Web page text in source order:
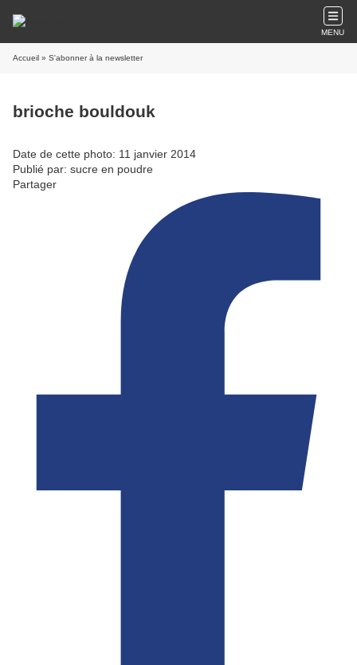
MENU
Accueil » S'abonner à la newsletter
brioche bouldouk
Date de cette photo: 11 janvier 2014
Publié par: sucre en poudre
Partager